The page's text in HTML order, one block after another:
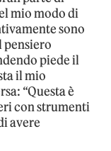
mio modo di
sono
pensiero
piede il
il mio
“Questa è
con strumenti
avere